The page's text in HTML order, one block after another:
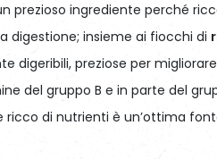
prezioso ingrediente perché
digestione; insieme ai fiocchi di
preziose per
del gruppo B e in parte del
ricco di nutrienti è un’ottima